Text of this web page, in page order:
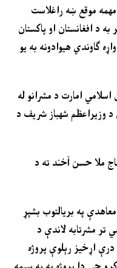
موقع ښه راغلاست
د افغانستان او پاکستان
ګاوندي هیوادونه به یو
امارت د مشرانو له
د وزیراعظم شهباز شريف د
ملا حسن آخند ته د
په بریالتوب بشپړ
مشرتابه لاندې د
درې اړخيز رېلوې پروژه